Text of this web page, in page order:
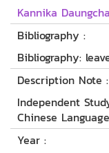
Kannika
Bibliography :
Bibliography:
Description Note :
Independent
Chinese
Year :